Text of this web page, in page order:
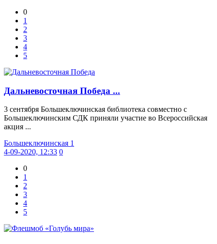
0
1
2
3
4
5
Дальневосточная Победа ...
3 сентября Большеключинская библиотека совместно с
Большеключинским СДК приняли участие во Всероссийская
акция ...
Большеключинская 1
4-09-2020, 12:33 0
0
1
2
3
4
5